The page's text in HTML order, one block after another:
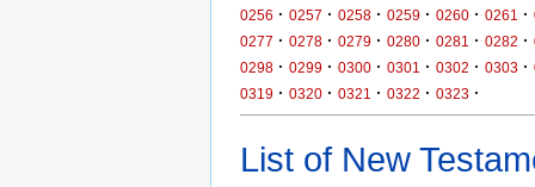
0256 · 0257 · 0258 · 0259 · 0260 · 0261 ·
0277 · 0278 · 0279 · 0280 · 0281 · 0282 ·
0298 · 0299 · 0300 · 0301 · 0302 · 0303 ·
0319 · 0320 · 0321 · 0322 · 0323 ·
List of New